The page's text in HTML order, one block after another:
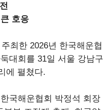
호응
최한 2026년 한국해운협
대회를 31일 서울 강남구
에 펼쳤다.
국해운협회 박정석 회장